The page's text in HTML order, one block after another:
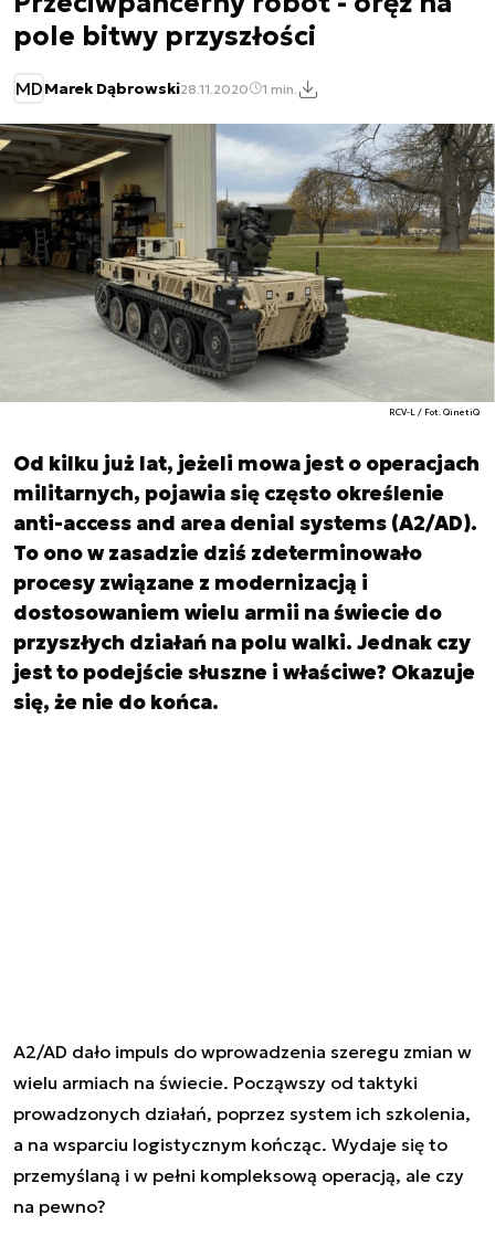
pole bitwy przyszłości
MDMarek Dąbrowski28.11.2020 1 min.
RCV-L / Fot. QinetiQ
Od kilku już lat, jeżeli mowa jest o operacjach
militarnych, pojawia się często określenie
anti-access and area denial systems (A2/AD).
To ono w zasadzie dziś zdeterminowało
procesy związane z modernizacją i
dostosowaniem wielu armii na świecie do
przyszłych działań na polu walki. Jednak czy
jest to podejście słuszne i właściwe? Okazuje
się, że nie do końca.
A2/AD dało impuls do wprowadzenia szeregu zmian w
wielu armiach na świecie. Począwszy od taktyki
prowadzonych działań, poprzez system ich szkolenia,
a na wsparciu logistycznym kończąc. Wydaje się to
przemyślaną i w pełni kompleksową operacją, ale czy
na pewno?